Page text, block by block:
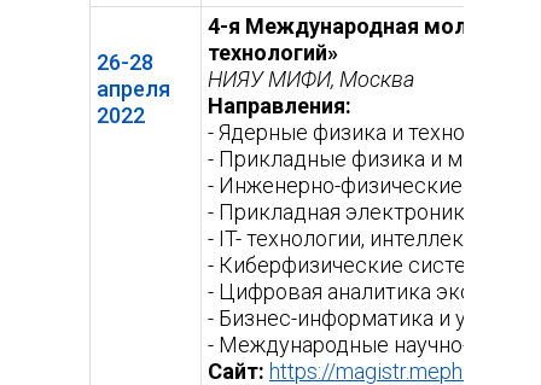
26-28
апреля
2022
4-я Международная
технологий»
НИЯУ МИФИ, Москва
Направления:
- Ядерные физика и
- Прикладные физика и
- Инженерно-физические
- Прикладная электроника и
- IT- технологии,
- Киберфизические системы и
- Цифровая аналитика
- Бизнес-информатика и
- Международные научно-
Сайт: https://magistr.mephi.ru/